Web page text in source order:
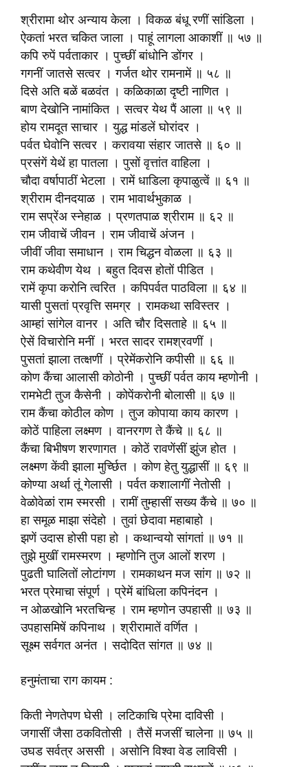
श्रीरामा थोर अन्याय केला । विकळ बंधू रणीं सांडिला ।
ऐकतां भरत चकित जाला । पाहूं लागला आकाशीं ॥ ५७ ॥
कपि रुपें पर्वताकार । पुच्छीं बांधोनि डोंगर ।
गगनीं जातसे सत्वर । गर्जत थोर रामनामें ॥ ५८ ॥
दिसे अति बळें बळवंत । कळिकाळा दृष्टी नाणित ।
बाण देखोनि नामांकित । सत्वर येथ पैं आला ॥ ५९ ॥
होय रामदूत साचार । युद्ध मांडलें घोरांदर ।
पर्वत घेवोनि सत्वर । करावया संहार जातसे ॥ ६० ॥
प्रसंगें येथें हा पातला । पुसों वृत्तांत वाहिला ।
चौदा वर्षापाठीं भेटला । रामें धाडिला कृपाळुत्वें ॥ ६१ ॥
श्रीराम दीनदयाळ । राम भावार्थभुकाळ ।
राम सप्रेंअ स्नेहाळ । प्रणतपाळ श्रीराम ॥ ६२ ॥
राम जीवाचें जीवन । राम जीवाचें अंजन ।
जीवीं जीवा समाधान । राम चिद्धन वोळला ॥ ६३ ॥
राम कथेवीण येथ । बहुत दिवस होतों पीडित ।
रामें कृपा करोनि त्वरित । कपिपर्वत पाठविला ॥ ६४ ॥
यासी पुसतां प्रवृत्ति समग्र । रामकथा सविस्तर ।
आम्हां सांगेल वानर । अति चौर दिसताहे ॥ ६५ ॥
ऐसें विचारोनि मनीं । भरत सादर रामश्रवणीं ।
पुसतां झाला तत्क्षणीं । प्रेमेंकरोनि कपीसी ॥ ६६ ॥
कोण कैंचा आलासी कोठोनी । पुच्छीं पर्वत काय म्हणोनी ।
रामभेटी तुज कैसेनी । कोपेंकरोनी बोलासी ॥ ६७ ॥
राम कैंचा कोठील कोण । तुज कोपाया काय कारण ।
कोठें पाहिला लक्ष्मण । वानरगण ते कैंचे ॥ ६८ ॥
कैंचा बिभीषण शरणागत । कोठें रावणेंसीं झुंज होत ।
लक्ष्मण केंवी झाला मुर्च्छित । कोण हेतु युद्धासीं ॥ ६९ ॥
कोण्या अर्था तूं गेलासी । पर्वत कशालागीं नेतोसी ।
वेळोवेळां राम स्मरसी । रामीं तुम्हासीं सख्य कैंचे ॥ ७० ॥
हा समूळ माझा संदेहो । तुवां छेदावा महाबाहो ।
झणें उदास होसी पहा हो । कथान्वयो सांगतां ॥ ७१ ॥
तुझे मुखीं रामस्मरण । म्हणोनि तुज आलों शरण ।
पुढती घालितों लोटांगण । रामकाथन मज सांग ॥ ७२ ॥
भरत प्रेमाचा संपूर्ण । प्रेमें बांधिला कपिनंदन ।
न ओळखोनि भरतचिन्ह । राम म्हणोन उपहासी ॥ ७३ ॥
उपहासमिषें कपिनाथ । श्रीरामातें वर्णित ।
सूक्ष्म सर्वगत अनंत । सदोदित सांगत ॥ ७४ ॥
हनुमंताचा राग कायम :
किती नेणतेपण घेसी । लटिकाचि प्रेमा दाविसी ।
जगासीं जैसा ठकवितोसी । तैसें मजसीं चालेना ॥ ७५ ॥
उघड सर्वत्र अससी । असोनि विश्वा वेड लाविसी ।